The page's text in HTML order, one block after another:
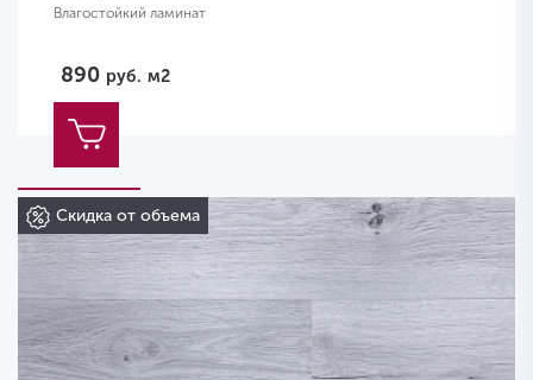
Влагостойкий ламинат
890 руб. м2
Скидка от объема